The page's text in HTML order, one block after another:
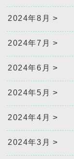
2024年8月
2024年7月
2024年6月
2024年5月
2024年4月
2024年3月